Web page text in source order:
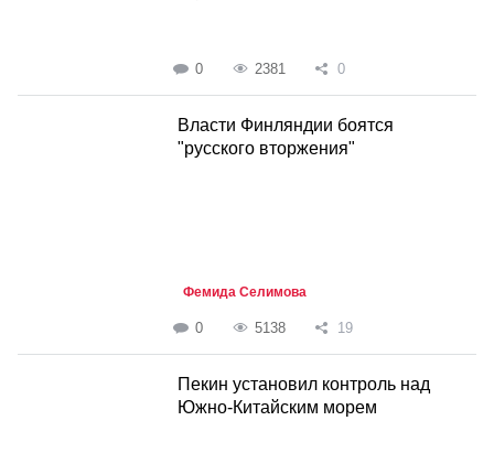
0 2381 0
Власти Финляндии боятся
"русского вторжения"
Фемида Селимова
0 5138 19
Пекин установил контроль над
Южно-Китайским морем